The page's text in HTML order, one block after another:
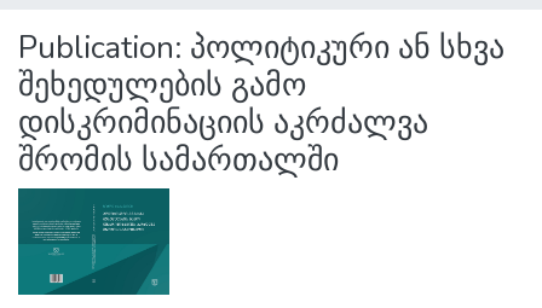
Publication: პოლიტიკური ან სხვა
შეხედულების გამო
დისკრიმინაციის აკრძალვა
შრომის სამართალში